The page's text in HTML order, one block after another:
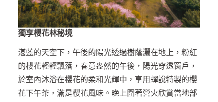
獨享櫻花林秘境
湛藍的天空下，午後的陽光透過樹蔭灑在地上，粉紅
的櫻花輕輕飄落，春意盎然的午後，陽光穿透窗戶，
於室內沐浴在櫻花的柔和光輝中，享用蟬說特製的櫻
花下午茶，滿是櫻花風味。晚上圍著營火欣賞當地部